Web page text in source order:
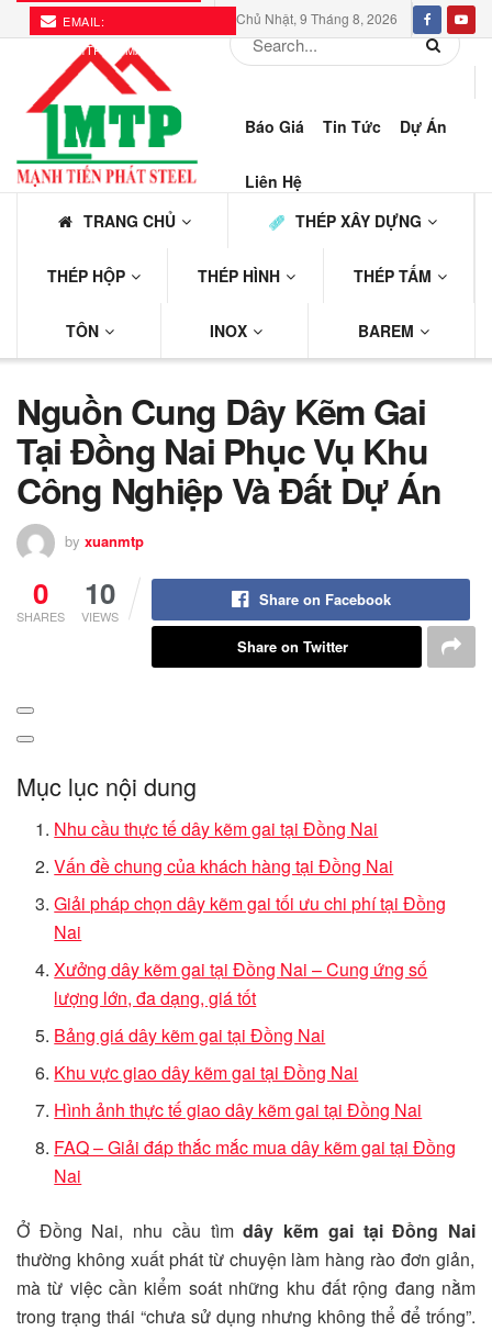
EMAIL:
THEPMTP@GMAIL.COM
Chủ Nhật, 9 Tháng 8, 2026
Báo Giá Tin Tức Dự Án
Liên Hệ
TRANG CHỦ
THÉP XÂY DỰNG
THÉP HỘP THÉP HÌNH THÉP TẤM
TÔN INOX BAREM
Nguồn Cung Dây Kẽm Gai
Tại Đồng Nai Phục Vụ Khu
Công Nghiệp Và Đất Dự Án
by xuanmtp
0
SHARES
10
VIEWS
Share on Facebook
Share on Twitter
Mục lục nội dung
Nhu cầu thực tế dây kẽm gai tại Đồng Nai
Vấn đề chung của khách hàng tại Đồng Nai
Giải pháp chọn dây kẽm gai tối ưu chi phí tại Đồng
Nai
Xưởng dây kẽm gai tại Đồng Nai – Cung ứng số
lượng lớn, đa dạng, giá tốt
Bảng giá dây kẽm gai tại Đồng Nai
Khu vực giao dây kẽm gai tại Đồng Nai
Hình ảnh thực tế giao dây kẽm gai tại Đồng Nai
FAQ – Giải đáp thắc mắc mua dây kẽm gai tại Đồng
Nai
Ở Đồng Nai, nhu cầu tìmdây kẽm gai tại Đồng Nai
thường không xuất phát từ chuyện làm hàng rào đơn giản,
mà từ việc cần kiểm soát những khu đất rộng đang nằm
trong trạng thái “chưa sử dụng nhưng không thể để trống”.